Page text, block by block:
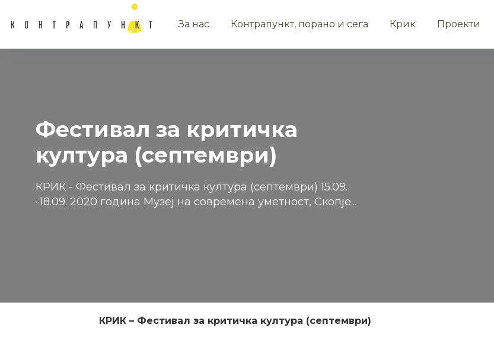
За нас Контрапункт, порано и сега Крик Проекти
Фестивал за критичка
култура (септември)
КРИК - Фестивал за критичка култура (септември) 15.09.
-18.09. 2020 година Музеј на современа уметност, Скопје...
КРИК – Фестивал за критичка култура (септември)